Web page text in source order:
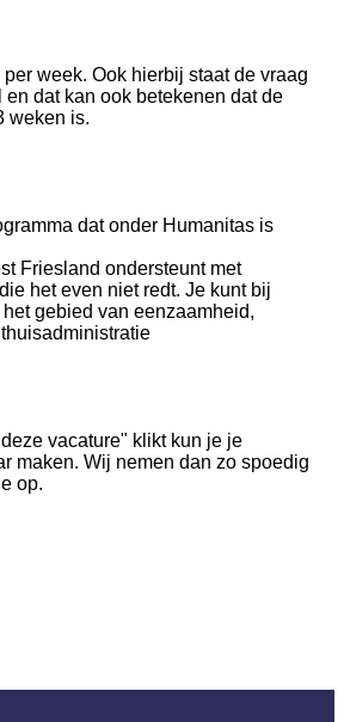
week. Ook hierbij staat de vraag
dat kan ook betekenen dat de
weken is.
dat onder Humanitas is
Friesland ondersteunt met
het even niet redt. Je kunt bij
gebied van eenzaamheid,
vacature" klikt kun je je
maken. Wij nemen dan zo spoedig
op.